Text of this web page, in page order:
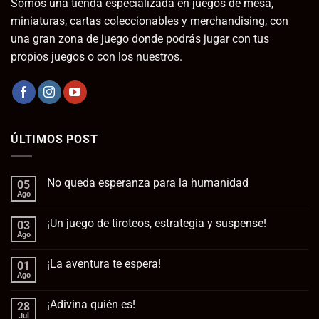
Somos una tienda especializada en juegos de mesa,
miniaturas, cartas coleccionables y merchandising, con
una gran zona de juego donde podrás jugar con tus
propios juegos o con los nuestros.
ÚLTIMOS POST
05
Ago
No queda esperanza para la humanidad
en
para
la
03
Ago
¡Un juego de tiroteos, estrategia y suspense!
en
tiroteos,
estrategia
01
Ago
¡La aventura te espera!
en
28
Jul
¡Adivina quién es!